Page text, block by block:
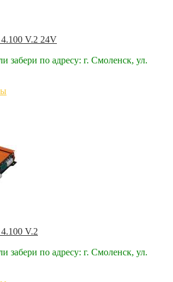
V.2 24V
забери по адресу: г. Смоленск, ул.
V.2
забери по адресу: г. Смоленск, ул.